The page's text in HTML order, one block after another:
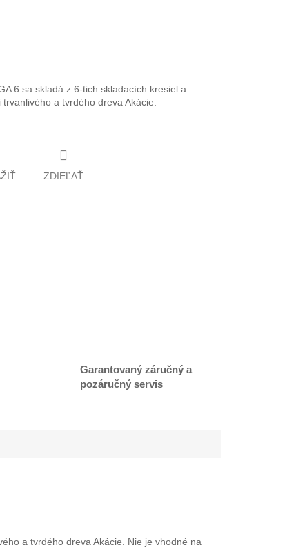
6 sa skladá z 6-tich skladacích kresiel a
a tvrdého dreva Akácie.
ZDIEĽAŤ
Garantovaný záručný a
pozáručný servis
a tvrdého dreva Akácie. Nie je vhodné na